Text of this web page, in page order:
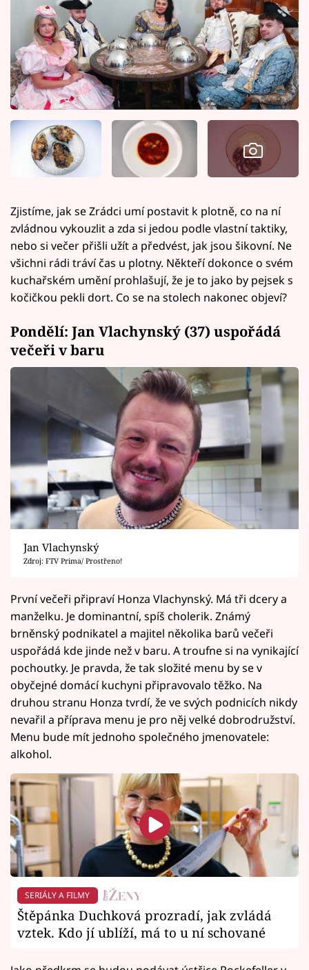
Zjistíme, jak se Zrádci umí postavit k plotně, co na ní
zvládnou vykouzlit a zda si jedou podle vlastní taktiky,
nebo si večer přišli užít a předvést, jak jsou šikovní. Ne
všichni rádi tráví čas u plotny. Někteří dokonce o svém
kuchařském umění prohlašují, že je to jako by pejsek s
kočičkou pekli dort. Co se na stolech nakonec objeví?
Pondělí: Jan Vlachynský (37) uspořádá
večeři v baru
Jan Vlachynský
Zdroj: FTV Prima/ Prostřeno!
První večeři připraví Honza Vlachynský. Má tři dcery a
manželku. Je dominantní, spíš cholerik. Známý
brněnský podnikatel a majitel několika barů večeři
uspořádá kde jinde než v baru. A troufne si na vynikající
pochoutky. Je pravda, že tak složité menu by se v
obyčejné domácí kuchyni připravovalo těžko. Na
druhou stranu Honza tvrdí, že ve svých podnicích nikdy
nevařil a příprava menu je pro něj velké dobrodružství.
Menu bude mít jednoho společného jmenovatele:
alkohol.
SERIÁLY A FILMY
Štěpánka Duchková prozradí, jak zvládá
vztek. Kdo jí ublíží, má to u ní schované